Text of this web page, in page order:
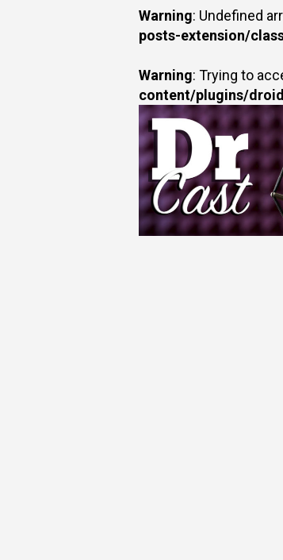
Warning: Undefined
posts-extension/
Warning: Trying to
content/plugins/